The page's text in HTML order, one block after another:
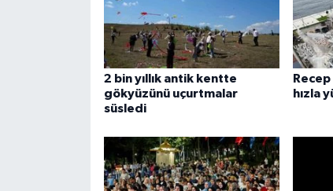
2 bin yıllık antik kentte
gökyüzünü uçurtmalar
süsledi
hızla